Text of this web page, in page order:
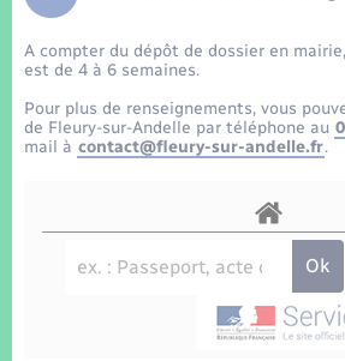
Etat-civil - Papiers -
Mariage – PACS
Parrainage civil
Logement - Urbanisme
Nouvel habitant
Transports scolaires
Travaux - Autorisation
public
Compétences
Plan interactif
A compter du dépôt de dossier en
est de 4 à 6 semaines.
Pour plus de renseignements, vous
de Fleury-sur-Andelle par téléphone au
mail à contact@fleury-sur-andelle.fr.